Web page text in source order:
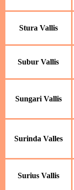
Stura Vallis
Subur Vallis
Sungari Vallis
Surinda Valles
Surius Vallis